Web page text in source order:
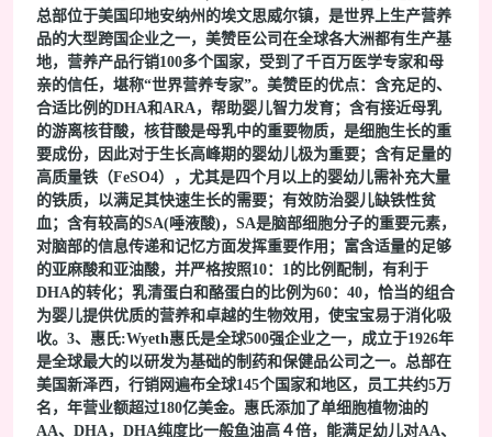
总部位于美国印地安纳州的埃文思威尔镇，是世界上生产营养
品的大型跨国企业之一，美赞臣公司在全球各大洲都有生产基
地，营养产品行销100多个国家，受到了千百万医学专家和母
亲的信任，堪称“世界营养专家”。美赞臣的优点：含充足的、
合适比例的DHA和ARA，帮助婴儿智力发育；含有接近母乳
的游离核苷酸，核苷酸是母乳中的重要物质，是细胞生长的重
要成份，因此对于生长高峰期的婴幼儿极为重要；含有足量的
高质量铁（FeSO4），尤其是四个月以上的婴幼儿需补充大量
的铁质，以满足其快速生长的需要；有效防治婴儿缺铁性贫
血；含有较高的SA(唾液酸)，SA是脑部细胞分子的重要元素，
对脑部的信息传递和记忆方面发挥重要作用；富含适量的足够
的亚麻酸和亚油酸，并严格按照10：1的比例配制，有利于
DHA的转化；乳清蛋白和酪蛋白的比例为60：40，恰当的组合
为婴儿提供优质的营养和卓越的生物效用，使宝宝易于消化吸
收。3、惠氏:Wyeth惠氏是全球500强企业之一，成立于1926年
是全球最大的以研发为基础的制药和保健品公司之一。总部在
美国新泽西，行销网遍布全球145个国家和地区，员工共约5万
名，年营业额超过180亿美金。惠氏添加了单细胞植物油的
AA、DHA，DHA纯度比一般鱼油高４倍，能满足幼儿对AA、